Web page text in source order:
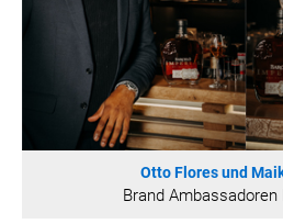
Naked Malt
RÖMERQUELLE
ÖSTERREICHISCHE SPORTHILFE
KESCH
Otto Flores und
Brand Ambassadoren